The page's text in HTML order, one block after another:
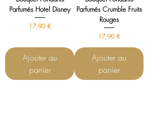
Parfumés Hotel Disney
Prix
17,90 €
Ajouter au
panier
Parfumés Crumble Fruits
Rouges
Prix
17,90 €
Ajouter au
panier